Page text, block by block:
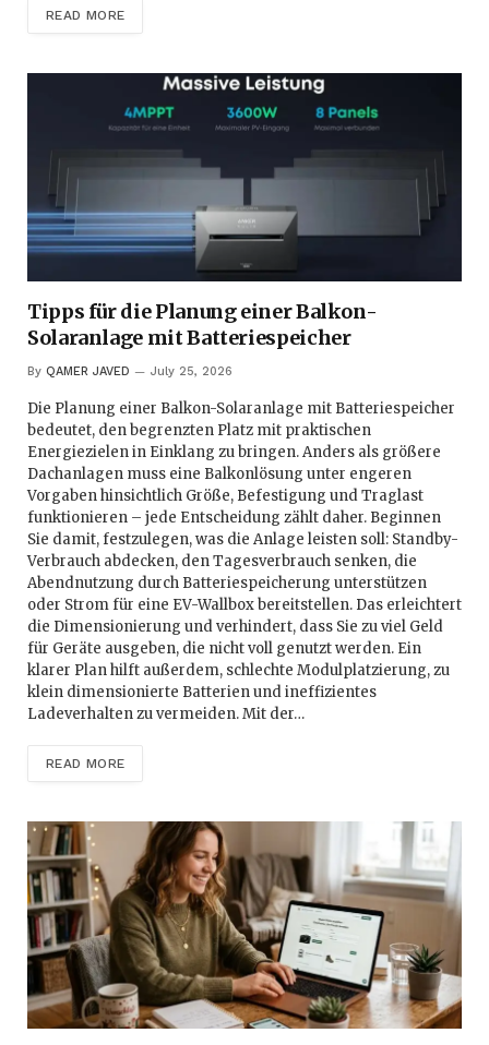
READ MORE
Tipps für die Planung einer Balkon-
Solaranlage mit Batteriespeicher
By QAMER JAVED July 25, 2026
Die Planung einer Balkon-Solaranlage mit Batteriespeicher
bedeutet, den begrenzten Platz mit praktischen
Energiezielen in Einklang zu bringen. Anders als größere
Dachanlagen muss eine Balkonlösung unter engeren
Vorgaben hinsichtlich Größe, Befestigung und Traglast
funktionieren – jede Entscheidung zählt daher. Beginnen
Sie damit, festzulegen, was die Anlage leisten soll: Standby-
Verbrauch abdecken, den Tagesverbrauch senken, die
Abendnutzung durch Batteriespeicherung unterstützen
oder Strom für eine EV-Wallbox bereitstellen. Das erleichtert
die Dimensionierung und verhindert, dass Sie zu viel Geld
für Geräte ausgeben, die nicht voll genutzt werden. Ein
klarer Plan hilft außerdem, schlechte Modulplatzierung, zu
klein dimensionierte Batterien und ineffizientes
Ladeverhalten zu vermeiden. Mit der…
READ MORE